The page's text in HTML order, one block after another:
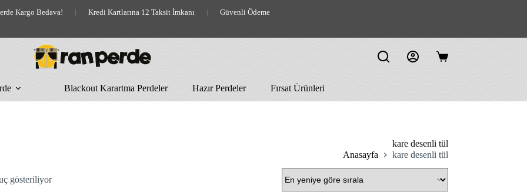
Kargo Bedava! | Kredi Kartlarına 12 Taksit İmkanı | Güvenli Ödeme
Shopping
Blackout Karartma Perdeler Hazır Perdeler Fırsat Ürünleri
kare desenli tül
Anasayfa
kare desenli tül
gösteriliyor